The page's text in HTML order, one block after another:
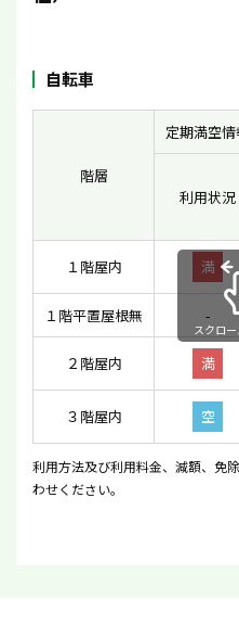
自転車
階層
定期満空
利用状況
１階屋内 満
１階平置屋根無 -
２階屋内 満
３階屋内 空
スクロ
利用方法及び利用料金、減額、免
わせください。